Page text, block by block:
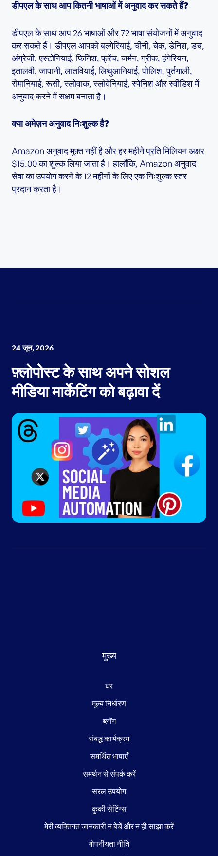
डीपएल के साथ आप कितनी भाषाओं में अनुवाद कर सकते हैं?
डीपएल के साथ आप 26 भाषाओं और 72 भाषा संयोजनों में अनुवाद
कर सकते हैं। डीपएल आपको बल्गेरियाई, चीनी, चेक, डेनिश, डच,
अंग्रेजी, एस्टोनियाई, फिनिश, फ्रेंच, जर्मन, ग्रीक, हंगेरियन,
इतालवी, जापानी, लातवियाई, लिथुआनियाई, पोलिश, पुर्तगाली,
रोमानियाई, रूसी, स्लोवाक, स्लोवेनियाई, स्पेनिश और स्वीडिश में
अनुवाद करने में सक्षम बनाता है।
क्या अमेज़न अनुवाद निःशुल्क है?
Amazon अनुवाद मुफ़्त नहीं है और हर महीने प्रति मिलियन अक्षर
$15.00 का शुल्क लिया जाता है। हालाँकि, Amazon अनुवाद
सेवा का उपयोग करने के 12 महीनों के लिए एक निःशुल्क स्तर
प्रदान करता है।
24 जून, 2026
फ़्लोपोस्ट के साथ अपने सोशल
मीडिया मार्केटिंग को बढ़ावा दें
मुख्य
घर
मूल्य निर्धारण
ब्लॉग
संबद्ध कार्यक्रम
समर्थित भाषाएँ
समर्थन से संपर्क करें
सरल उपयोग
कुकी सेटिंग्स
मेरी व्यक्तिगत जानकारी न बेचें और न ही साझा करें
गोपनीयता नीति